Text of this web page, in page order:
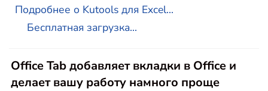
Подробнее о Kutools для Excel...
Бесплатная загрузка...
Office Tab добавляет вкладки в Office и
делает вашу работу намного проще